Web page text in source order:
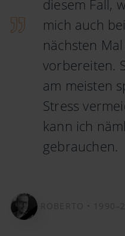
diesem Fall,
mich auch
nächsten
vorbereiten.
am meisten
Stress
kann ich
gebrauchen.